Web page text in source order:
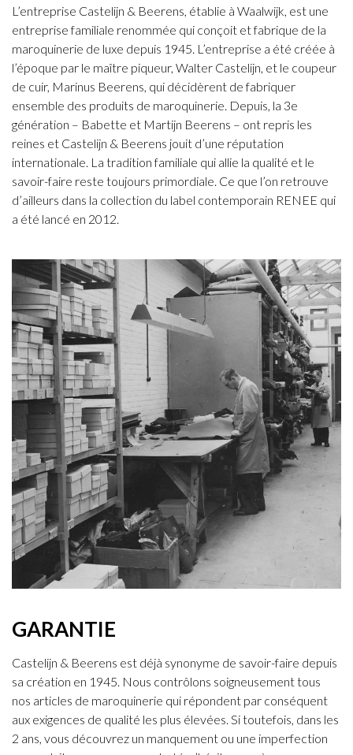
L’entreprise Castelijn & Beerens, établie à Waalwijk, est une
entreprise familiale renommée qui conçoit et fabrique de la
maroquinerie de luxe depuis 1945. L’entreprise a été créée à
l’époque par le maître piqueur, Walter Castelijn, et le coupeur
de cuir, Marinus Beerens, qui décidèrent de fabriquer
ensemble des produits de maroquinerie. Depuis, la 3e
génération – Babette et Martijn Beerens – ont repris les
reines et Castelijn & Beerens jouit d’une réputation
internationale. La tradition familiale qui allie la qualité et le
savoir-faire reste toujours primordiale. Ce que l’on retrouve
d’ailleurs dans la collection du label contemporain RENEE qui
a été lancé en 2012.
GARANTIE
Castelijn & Beerens est déjà synonyme de savoir-faire depuis
sa création en 1945. Nous contrôlons soigneusement tous
nos articles de maroquinerie qui répondent par conséquent
aux exigences de qualité les plus élevées. Si toutefois, dans les
2 ans, vous découvrez un manquement ou une imperfection